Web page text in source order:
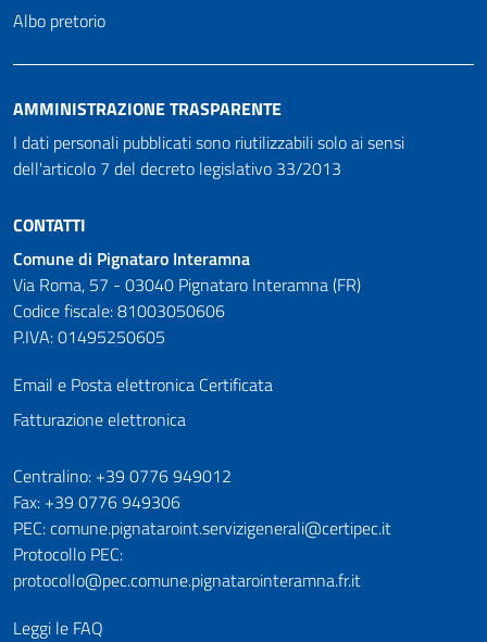
Albo pretorio
AMMINISTRAZIONE TRASPARENTE
I dati personali pubblicati sono riutilizzabili solo ai sensi
dell'articolo 7 del decreto legislativo 33/2013
CONTATTI
Comune di Pignataro Interamna
Via Roma, 57 - 03040 Pignataro Interamna (FR)
Codice fiscale: 81003050606
P.IVA: 01495250605
Email e Posta elettronica Certificata
Fatturazione elettronica
Numeri utili
Centralino: +39 0776 949012
Fax: +39 0776 949306
PEC: comune.pignataroint.servizigenerali@certipec.it
Protocollo PEC:
protocollo@pec.comune.pignatarointeramna.fr.it
Leggi le FAQ